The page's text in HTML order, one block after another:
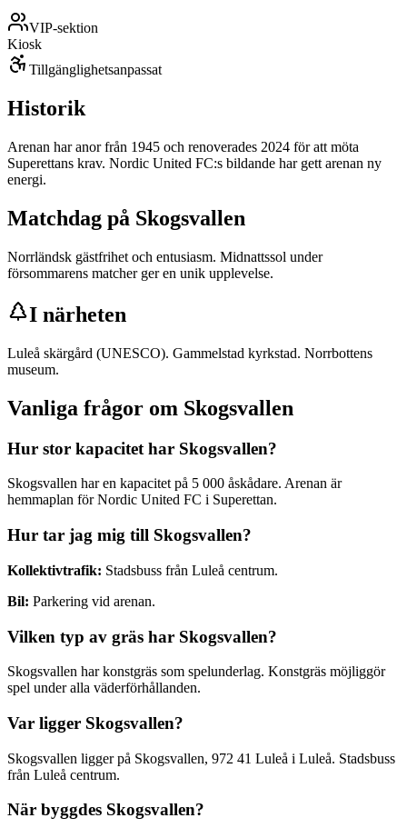
VIP-sektion
Kiosk
Tillgänglighetsanpassat
Historik
Arenan har anor från 1945 och renoverades 2024 för att möta
Superettans krav. Nordic United FC:s bildande har gett arenan ny
energi.
Matchdag på Skogsvallen
Norrländsk gästfrihet och entusiasm. Midnattssol under
försommarens matcher ger en unik upplevelse.
I närheten
Luleå skärgård (UNESCO). Gammelstad kyrkstad. Norrbottens
museum.
Vanliga frågor om Skogsvallen
Hur stor kapacitet har Skogsvallen?
Skogsvallen har en kapacitet på 5 000 åskådare. Arenan är
hemmaplan förNordic United FC i Superettan.
Hur tar jag mig till Skogsvallen?
Kollektivtrafik: Stadsbuss från Luleå centrum.
Bil: Parkering vid arenan.
Vilken typ av gräs har Skogsvallen?
Skogsvallen harkonstgräs som spelunderlag. Konstgräs möjliggör
spel under alla väderförhållanden.
Var ligger Skogsvallen?
Skogsvallen ligger på Skogsvallen, 972 41 Luleå i Luleå. Stadsbuss
från Luleå centrum.
När byggdes Skogsvallen?